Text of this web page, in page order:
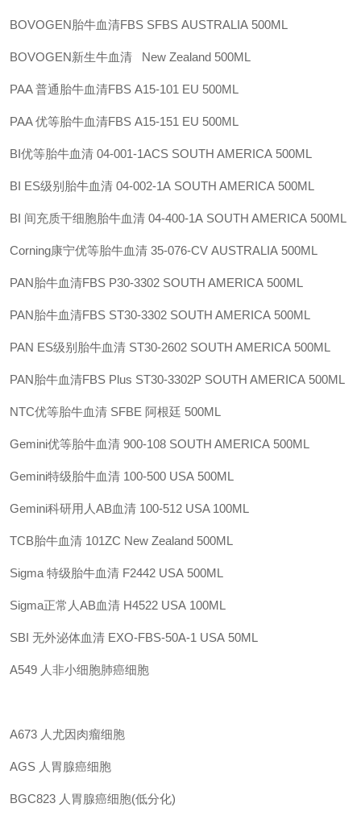
BOVOGEN胎牛血清FBS SFBS AUSTRALIA 500ML
BOVOGEN新生牛血清 New Zealand 500ML
PAA 普通胎牛血清FBS A15-101 EU 500ML
PAA 优等胎牛血清FBS A15-151 EU 500ML
BI优等胎牛血清 04-001-1ACS SOUTH AMERICA 500ML
BI ES级别胎牛血清 04-002-1A SOUTH AMERICA 500ML
BI 间充质干细胞胎牛血清 04-400-1A SOUTH AMERICA 500ML
Corning康宁优等胎牛血清 35-076-CV AUSTRALIA 500ML
PAN胎牛血清FBS P30-3302 SOUTH AMERICA 500ML
PAN胎牛血清FBS ST30-3302 SOUTH AMERICA 500ML
PAN ES级别胎牛血清 ST30-2602 SOUTH AMERICA 500ML
PAN胎牛血清FBS Plus ST30-3302P SOUTH AMERICA 500ML
NTC优等胎牛血清 SFBE 阿根廷 500ML
Gemini优等胎牛血清 900-108 SOUTH AMERICA 500ML
Gemini特级胎牛血清 100-500 USA 500ML
Gemini科研用人AB血清 100-512 USA 100ML
TCB胎牛血清 101ZC New Zealand 500ML
Sigma 特级胎牛血清 F2442 USA 500ML
Sigma正常人AB血清 H4522 USA 100ML
SBI 无外泌体血清 EXO-FBS-50A-1 USA 50ML
A549 人非小细胞肺癌细胞
A673 人尤因肉瘤细胞
AGS 人胃腺癌细胞
BGC823 人胃腺癌细胞(低分化)